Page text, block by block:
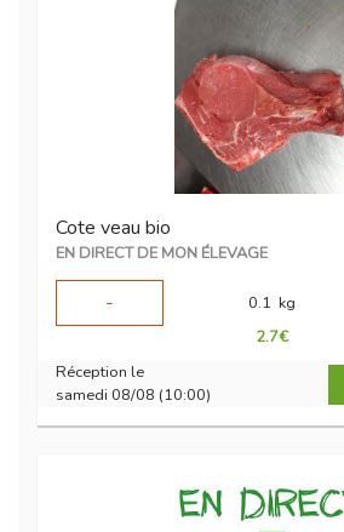
Cote veau bio
EN DIRECT DE MON ÉLEVAGE
-
0.1 kg
2.7€
Réception le
samedi 08/08 (10:00)